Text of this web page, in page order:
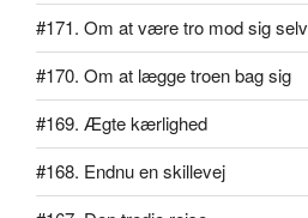
#171. Om at være tro mod sig selv
#170. Om at lægge troen bag sig
#169. Ægte kærlighed
#168. Endnu en skillevej